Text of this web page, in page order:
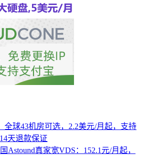
全球43机房可选，2.2美元/月起，支持
天退款保证
Astound真家宽VDS：152.1元/月起，